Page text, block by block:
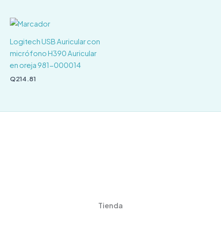
Logitech USB Auricular con
micrófono H390 Auricular
en oreja 981-000014
Q214.81
Tienda